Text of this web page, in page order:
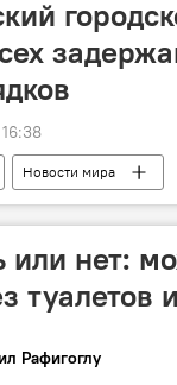
Новости мира
или нет:
туалетов
Рафигоглу